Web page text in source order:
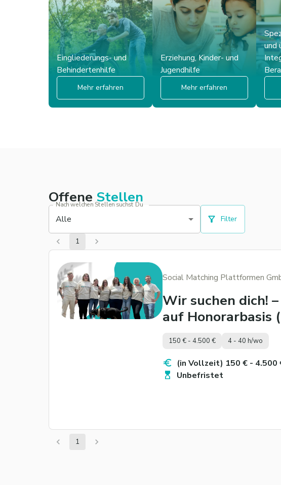
Eingliederungs- und
Behindertenhilfe
Mehr erfahren
Erziehung, Kinder- und
Jugendhilfe
Mehr erfahren
und
Offene Stellen
Nach welchen Stellen suchst Du
Alle Filter
1
Social Matching Plattformen
Wir suchen dich!
auf Honorarbasis
150 € - 4.500 € 4 - 40 h/wo
(in Vollzeit) 150 € - 4.500
Unbefristet
1